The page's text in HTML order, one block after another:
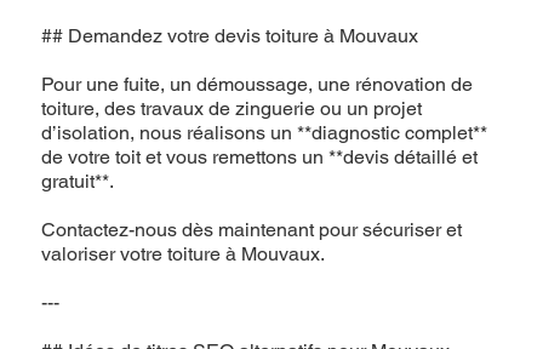
## Demandez votre devis toiture à Mouvaux
Pour une fuite, un démoussage, une rénovation de
toiture, des travaux de zinguerie ou un projet
d’isolation, nous réalisons un **diagnostic complet**
de votre toit et vous remettons un **devis détaillé et
gratuit**.
Contactez-nous dès maintenant pour sécuriser et
valoriser votre toiture à Mouvaux.
---